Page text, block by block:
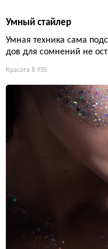
Умный стайлер
Умная техника сама
дов для сомнений не
Красота 8 935